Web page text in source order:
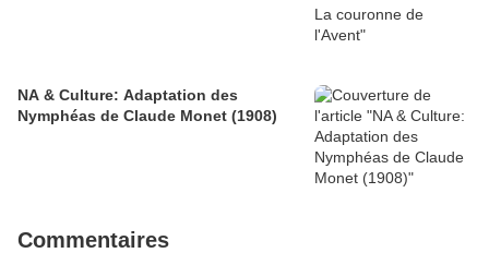
NA & Culture: Adaptation des
Nymphéas de Claude Monet (1908)
Commentaires